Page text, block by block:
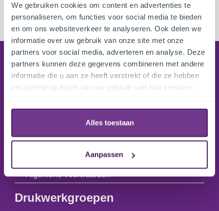
We gebruiken cookies om content en advertenties te
personaliseren, om functies voor social media te bieden
en om ons websiteverkeer te analyseren. Ook delen we
informatie over uw gebruik van onze site met onze
partners voor social media, adverteren en analyse. Deze
partners kunnen deze gegevens combineren met andere
informatie die u aan ze heeft verstrekt of die ze hebben
verzameld op basis van uw gebruik van hun services.
Alles toestaan
Aanpassen
Bestellen
Leveringsinformatie
Uitleg ordestatus
ExtraService
Reclamatie & Retourneren
Algemene Voorwaarden
Drukwerkgroepen